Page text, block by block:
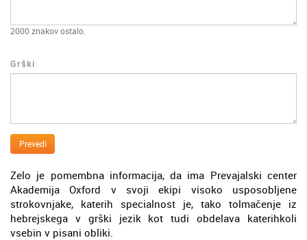
2000 znakov ostalo.
Grški
Prevedi
Zelo je pomembna informacija, da ima Prevajalski center
Akademija Oxford v svoji ekipi visoko usposobljene
strokovnjake, katerih specialnost je, tako tolmačenje iz
hebrejskega v grški jezik kot tudi obdelava katerihkoli
vsebin v pisani obliki.